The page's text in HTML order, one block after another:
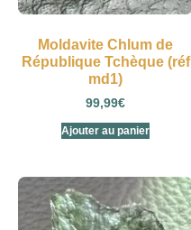
Moldavite Chlum de
République Tchèque (réf
md1)
99,99€
Ajouter au panier